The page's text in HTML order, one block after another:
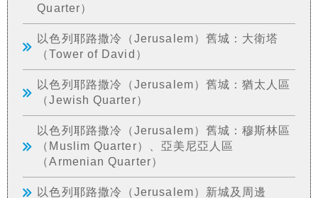
Quarter）
以色列耶路撒冷（Jerusalem）舊城：大衛塔
（Tower of David）
以色列耶路撒冷（Jerusalem）舊城：猶太人區
（Jewish Quarter）
以色列耶路撒冷（Jerusalem）舊城：穆斯林區
（Muslim Quarter）、亞美尼亞人區
（Armenian Quarter）
以色列耶路撒冷（Jerusalem）新城及周邊